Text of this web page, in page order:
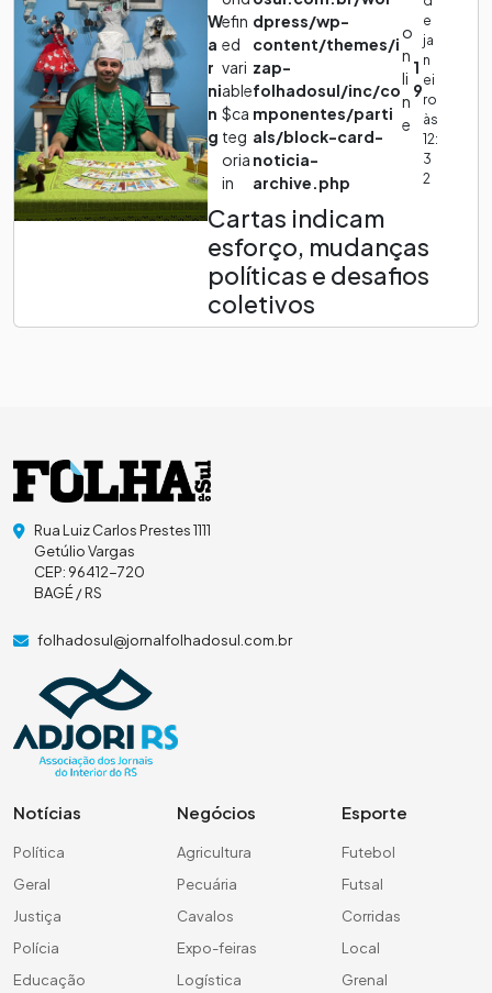
W
a
r
ni
n
g
efin
ed
vari
able
$ca
teg
oria
in
dpress/wp-
content/themes/i
zap-
folhadosul/inc/co
mponentes/parti
als/block-card-
noticia-
archive.php
o
n
li
n
e
1
9
e
ja
n
ei
ro
às
12:
3
2
Cartas indicam
esforço, mudanças
políticas e desafios
coletivos
Rua Luiz Carlos Prestes 1111
Getúlio Vargas
CEP: 96412-720
BAGÉ / RS
folhadosul@jornalfolhadosul.com.br
Notícias
Política
Geral
Justiça
Polícia
Educação
Negócios
Agricultura
Pecuária
Cavalos
Expo-feiras
Logística
Esporte
Futebol
Futsal
Corridas
Local
Grenal